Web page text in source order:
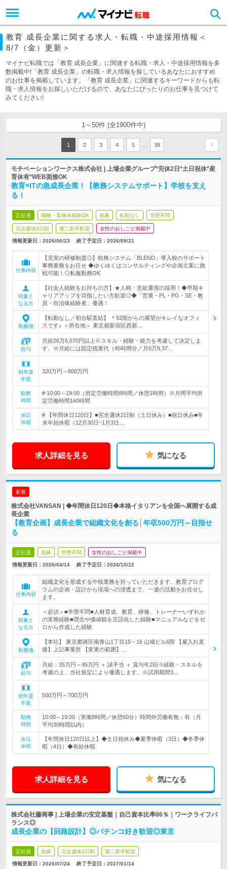
教育 成長企業に関する求人・転職・中途採用情報＜
8/7（金）更新＞
マイナビ転職では「教育 成長企業」に関連する転職・求人・中途採用情報を多
数掲載中!「教育 成長企業」の転職・求人情報を探しているあなたにおすすめ
のお仕事を掲載しています。「教育 成長企業」に関連するキーワードからも転
職・求人情報をお探しいただけるので、あなたにぴったりのお仕事を見つけて
みてください!
1～50件 (全1900件中)
1 2 3 4 5 38
モチベーションワークス株式会社 | 上場企業グループ*完休2日*土日祝休*産
育休有*WEB面接OK
教育×ITの急成長企業！【教務システムサポート】学校を支え
る！
正社員 職種・業種未経験OK 急募 転勤なし 学歴不問
完全週休2日制 第二新卒歓迎 女性のおしごと掲載中
情報更新日：2026/06/23 終了予定日： 2026/09/21
仕事内容
【充実の研修制度◎】校務システム「BLEND」導入校のサポート
事務業務をお任せ ◆ゆくゆくはコンサルティングや企画立案に挑
戦可能！◎私服勤務OK
対象と
なる方
【社会人経験をお持ちの方】★人柄・意欲重視の採用！◆早期キ
ャリアアップを目指したい方歓迎◎◆「営業・PL・PG・SE・教
員・自治体経験者」優遇！
勤務地
【転勤なし／初台駅直結】 ＊52階からの展望がキレイなオフィ
スです♪ ＜所在地＞ 東京都新宿区西新…
給与
月給26万6,670円以上※スキル・経験・能力を考慮して決定しま
す。※月給には固定残業代（45時間分／月6万9,37…
初年度
年収
320万円～800万円
勤務
時間
# 10:00～19:00（所定労働時間8時間／休憩1時間）※月間平均所
定労働時間160時間
休日
休暇
# 【年間休日120日】■完全週休2日制（土日休み）■祝日休み■年
末年始休暇（12月30日~1月3日…
求人詳細を見る 気になる
新着
株式会社VANSAN | ◆年間休日120日◆本格イタリアンを全国へ展開する成
長企業
【教育企画】成長企業で組織文化を創る│年収500万円～目指せ
る
正社員 急募 学歴不問 女性のおしごと掲載中
情報更新日：2026/04/14 終了予定日： 2026/10/12
仕事内容
組織文化を形成する中核業務を担っていただきます。教育プログ
ラムの企画・設計から現場への浸透まで、一連の活動をお任せし
ます。
対象と
なる方
＜必須＞■学歴不問■人材育成、教育、研修、トレーナーいずれか
の実務経験■理念や価値観を言語化した経験■マニュアルなどをゼ
ロから作成した経験
勤務地
【本社】 東京都港区南青山1丁目15－16 山城ビル6階 【雇入れ直
後】上記事業所 【変更の範囲】…
給与
月給：35万円～45万円 ＋ 諸手当 ＋ 賞与年2回※経験・スキルを
考慮の上、当社規定により優遇します。※試用期間3…
初年度
年収
500万円～700万円
勤務
時間
10:00～19:00（実働8時間／休憩60分）時間外労働有無：有（月
平均30時間以内）
休日
休暇
【年間休日120日以上】◆土日祝休み◆夏季休暇（3日）◆冬季休
暇（4日）◆有給休暇
求人詳細を見る 気になる
株式会社藤商事 | 上場企業の安定基盤｜自己資本比率86％｜ワークライフバ
ランス◎
成長企業の【回路設計】◎パチンコ好き歓迎◎東京
正社員 急募 完全週休2日制 第二新卒歓迎
情報更新日：2026/07/24 終了予定日： 2027/01/14